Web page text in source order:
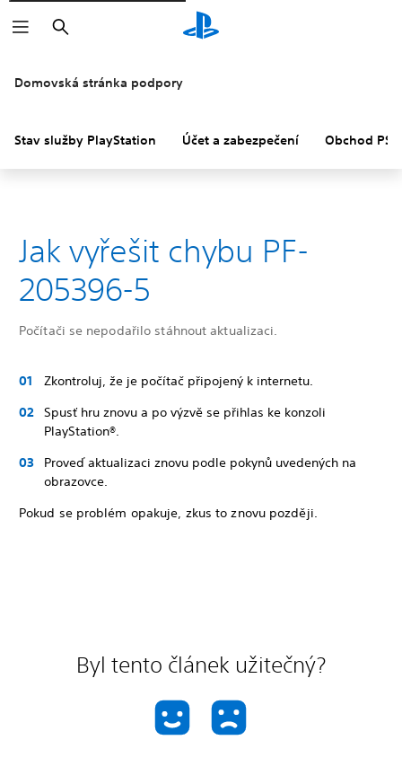
Vyhledat
Domovská stránka podpory
Stav služby PlayStation Účet a zabezpečení Obchod PS
Jak vyřešit chybu PF-
205396-5
Počítači se nepodařilo stáhnout aktualizaci.
Zkontroluj, že je počítač připojený k internetu.
Spusť hru znovu a po výzvě se přihlas ke konzoli
PlayStation®.
Proveď aktualizaci znovu podle pokynů uvedených na
obrazovce.
Pokud se problém opakuje, zkus to znovu později.
Byl tento článek užitečný?